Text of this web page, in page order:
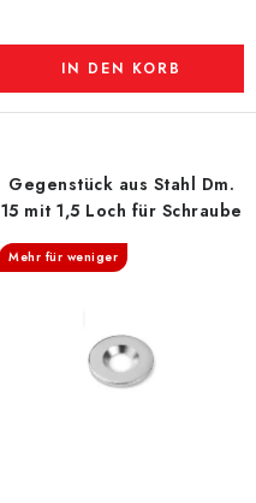
IN DEN KORB
Gegenstück aus Stahl Dm.
15 mit 1,5 Loch für Schraube
Mehr für weniger